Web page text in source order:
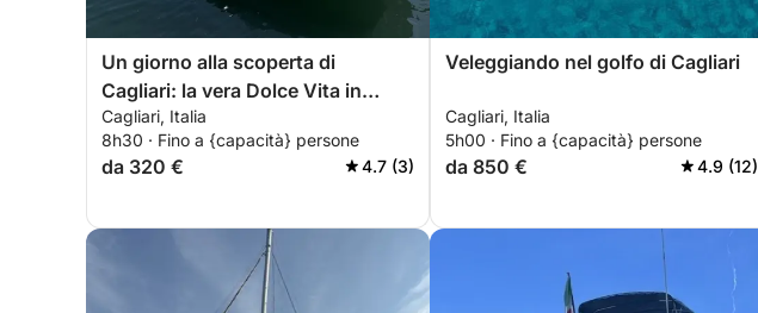
Un giorno alla scoperta di
Cagliari: la vera Dolce Vita in
motoscafo
Cagliari, Italia
8h30 · Fino a {capacità} persone
da 320 € 4.7 (3)
Veleggiando nel golfo di Cagliari
Cagliari, Italia
5h00 · Fino a {capacità} persone
da 850 € 4.9 (12)